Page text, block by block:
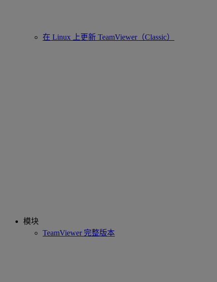
在 Linux 上更新 TeamViewer（Classic）
模块
TeamViewer 完整版本